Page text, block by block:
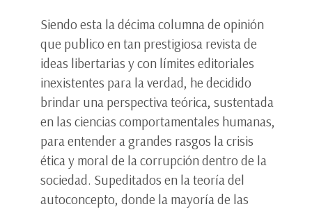
Siendo esta la décima columna de opinión
que publico en tan prestigiosa revista de
ideas libertarias y con límites editoriales
inexistentes para la verdad, he decidido
brindar una perspectiva teórica, sustentada
en las ciencias comportamentales humanas,
para entender a grandes rasgos la crisis
ética y moral de la corrupción dentro de la
sociedad. Supeditados en la teoría del
autoconcepto, donde la mayoría de las